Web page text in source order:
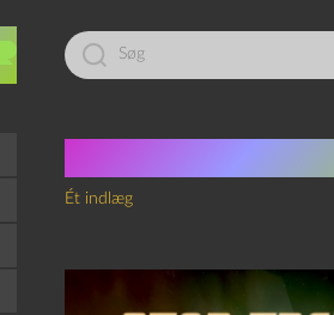
Led
efter:
Ét indlæg